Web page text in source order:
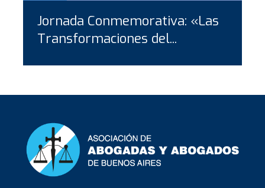
Jornada Conmemorativa: «Las
Transformaciones del...